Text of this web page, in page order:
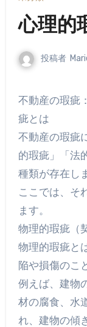
心理的
投稿者
不動産の瑕疵：物理的瑕疵、法的瑕疵、環境的瑕
疵とは
不動産の瑕疵
的瑕疵」「法
種類が存在し
ここでは、そ
ます。
物理的瑕疵（
物理的瑕疵と
陥や損傷のこ
例えば、建物
材の腐食、水
れ、建物の傾